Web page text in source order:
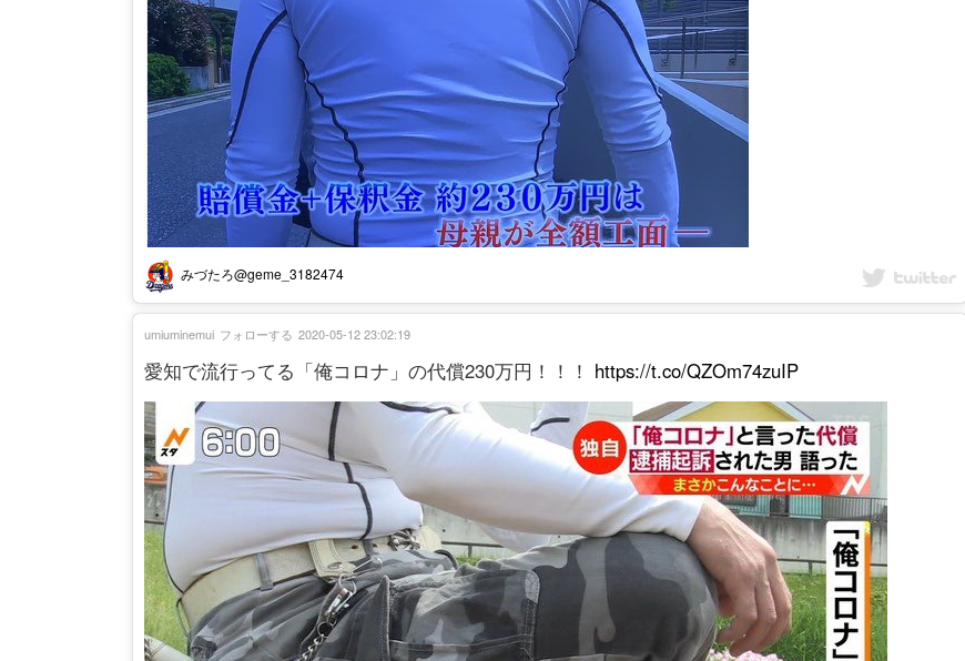
みづたろ@geme_3182474
愛知で流行ってる「俺コロナ」の代償230万円！！！ https://t.co/QZOm74zuIP
umiuminemui フォローする 2020-05-12 23:02:19